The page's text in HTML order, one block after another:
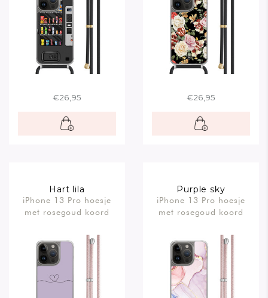
€26,95 €26,95
Hart lila
iPhone 13 Pro hoesje
met rosegoud koord
Purple sky
iPhone 13 Pro hoesje
met rosegoud koord